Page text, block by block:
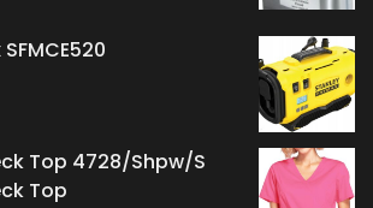
Top 4728/Shpw/S
Top